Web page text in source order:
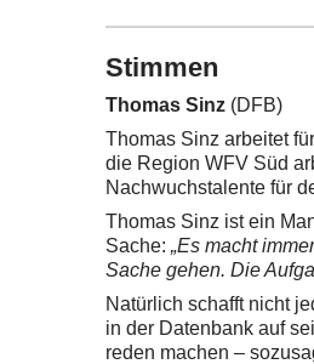
Stimmen
Thomas Sinz (DFB)
Thomas Sinz arbeitet
die Region WFV Süd
Nachwuchstalente für
Thomas Sinz ist ein
Sache: „Es macht
Sache gehen. Die
Natürlich schafft nicht
in der Datenbank auf
reden machen –